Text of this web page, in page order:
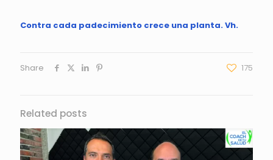
Contra cada padecimiento crece una planta. Vh.
Share 175
Related posts